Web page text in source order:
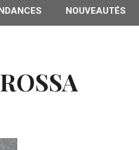
NOUVEAUTÉS